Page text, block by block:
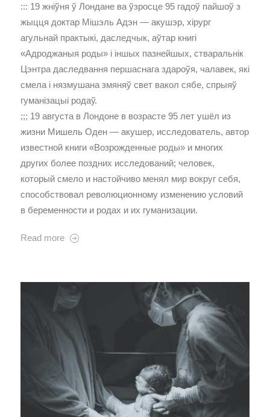
::: 19 жніўня ў Лондане ва ўзросце 95 гадоў пайшоў з
жыцця доктар Мішэль Адэн — акушэр, хірург
агульнай практыкі, даследчык, аўтар книгі
«Адроджаныя роды» і іншых пазнейшых, стваральнік
Цэнтра даследвання першаснага здароўя, чалавек, які
смела і нязмушана змяняў свет вакол сябе, спрыяў
гуманізацыі родаў.
;;; 19 августа в Лондоне в возрасте 95 лет ушёл из
жизни Мишель Оден — акушер, исследователь, автор
известной книги «Возрожденные роды» и многих
других более поздних исследований; человек,
который смело и настойчиво менял мир вокруг себя,
способствовал революционному изменению условий
в беременности и родах и их гуманизации.
Read more